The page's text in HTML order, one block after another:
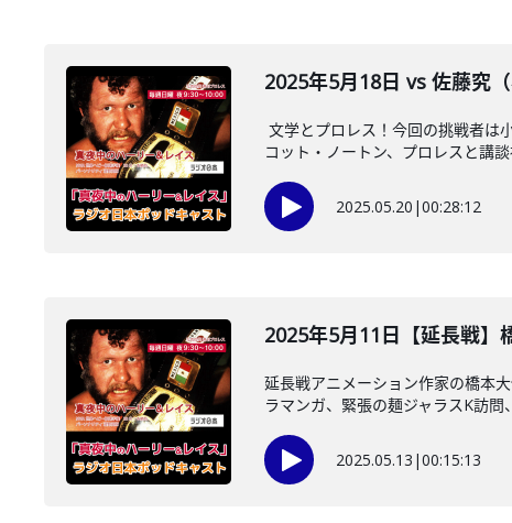
2025年5月18日 vs 佐藤究（
文学とプロレス！今回の挑戦者は
コット・ノートン、プロレスと講
2025.05.20 |00:28:12
2025年5月11日【延長戦】
延長戦アニメーション作家の橋本
ラマンガ、緊張の麺ジャラスK訪問
2025.05.13 |00:15:13